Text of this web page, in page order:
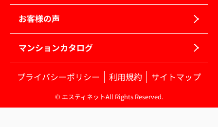
お客様の声
マンションカタログ
プライバシーポリシー 利用規約 サイトマップ
© エスティネットAll Rights Reserved.